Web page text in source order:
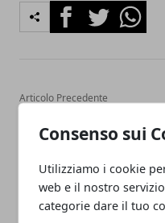
Consenso sui
Utilizziamo i cookie
web e il nostro
categorie dare il tuo
FacebookTwitter
Articolo Precedente
età, vita privata, carriera,